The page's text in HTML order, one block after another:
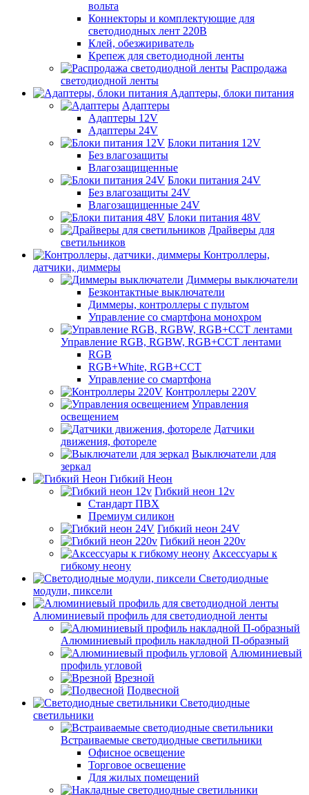
вольта
Коннекторы и комплектующие для
светодиодных лент 220В
Клей, обезжириватель
Крепеж для светодиодной ленты
Распродажа
светодиодной ленты
Адаптеры, блоки питания
Адаптеры
Адаптеры 12V
Адаптеры 24V
Блоки питания 12V
Без влагозащиты
Влагозащищенные
Блоки питания 24V
Без влагозащиты 24V
Влагозащищенные 24V
Блоки питания 48V
Драйверы для
светильников
Контроллеры,
датчики, диммеры
Диммеры выключатели
Безконтактные выключатели
Диммеры, контроллеры с пультом
Управление со смартфона монохром
Управление RGB, RGBW, RGB+CCT лентами
RGB
RGB+White, RGB+CCT
Управление со смартфона
Контроллеры 220V
Управления
освещением
Датчики
движения, фотореле
Выключатели для
зеркал
Гибкий Неон
Гибкий неон 12v
Стандарт ПВХ
Премиум силикон
Гибкий неон 24V
Гибкий неон 220v
Аксессуары к
гибкому неону
Светодиодные
модули, пиксели
Алюминиевый профиль для светодиодной ленты
Алюминиевый профиль накладной П-образный
Алюминиевый
профиль угловой
Врезной
Подвесной
Светодиодные
светильники
Встраиваемые светодиодные светильники
Офисное освещение
Торговое освещение
Для жилых помещений